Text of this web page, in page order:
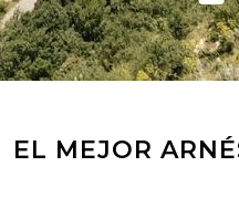
EL MEJOR